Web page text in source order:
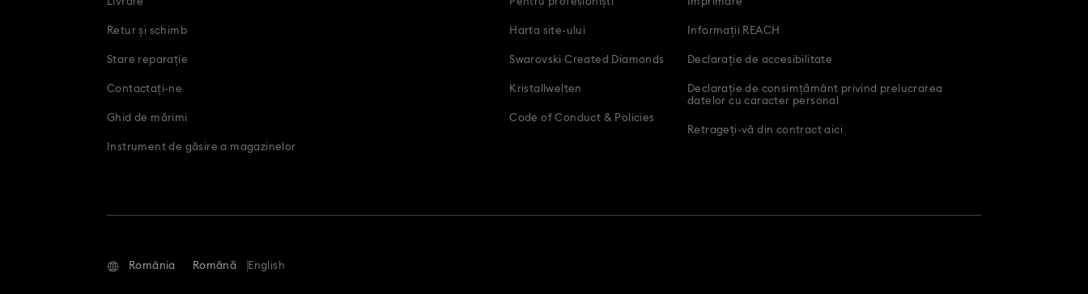
Livrare
Retur și schimb
Stare reparație
Contactați-ne
Ghid de mărimi
Instrument de găsire a magazinelor
Pentru profesioniști
Harta site-ului
Swarovski Created Diamonds
Kristallwelten
Code of Conduct & Policies
Imprimare
Informații REACH
Declarație de accesibilitate
Declarație de consimțământ privind prelucrarea
datelor cu caracter personal
Retrageți-vă din contract aici
România Română English